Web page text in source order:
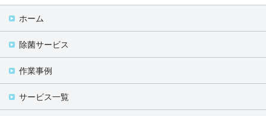
ホーム
除菌サービス
作業事例
サービス一覧